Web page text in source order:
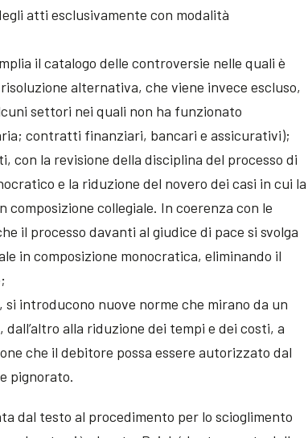
atti esclusivamente con modalità
il catalogo delle controversie nelle quali è
alternativa, che viene invece escluso,
settori nei quali non ha funzionato
contratti finanziari, bancari e assicurativi);
con la revisione della disciplina del processo di
e la riduzione del novero dei casi in cui la
collegiale. In coerenza con le
il processo davanti al giudice di pace si svolga
in composizione monocratica, eliminando il
introducono nuove norme che mirano da un
alla riduzione dei tempi e dei costi, a
che il debitore possa essere autorizzato dal
pignorato.
dal testo al procedimento per lo scioglimento